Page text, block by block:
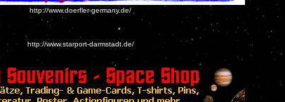
http://www.doerfler-germany.de/
http://www.starport-darmstadt.de/